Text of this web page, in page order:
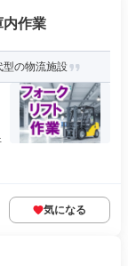
内作業
型の物流施設
気になる